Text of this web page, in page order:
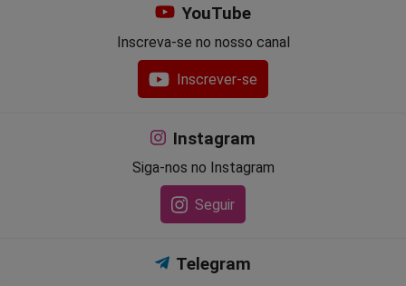
YouTube
Inscreva-se no nosso canal
Inscrever-se
Instagram
Siga-nos no Instagram
Seguir
Telegram